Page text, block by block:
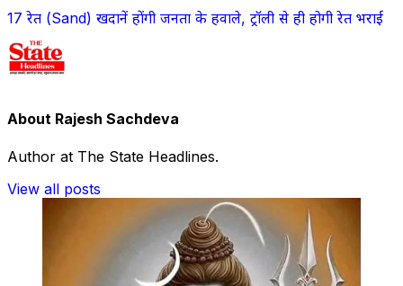
17 रेत (Sand) खदानें होंगी जनता के हवाले, ट्रॉली से ही होगी रेत भराई
About Rajesh Sachdeva
Author at The State Headlines.
View all posts